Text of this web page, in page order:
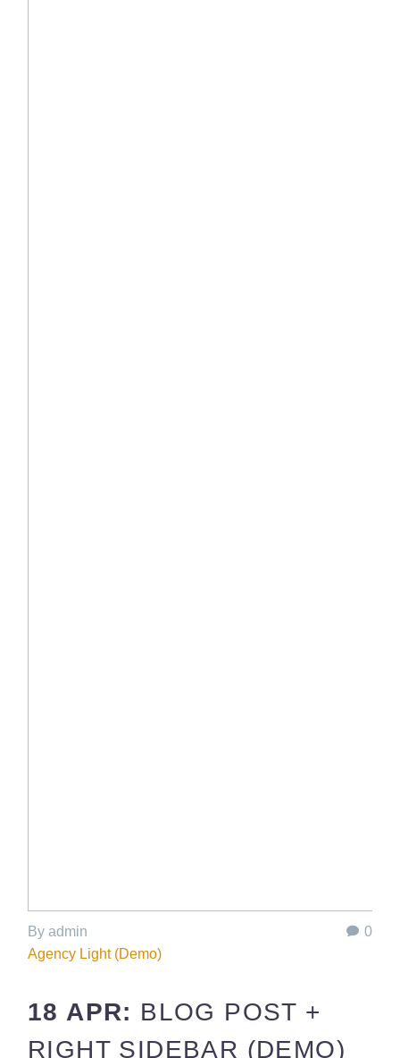
0
By admin
Agency Light (Demo)
18 APR: BLOG POST +
RIGHT SIDEBAR (DEMO)